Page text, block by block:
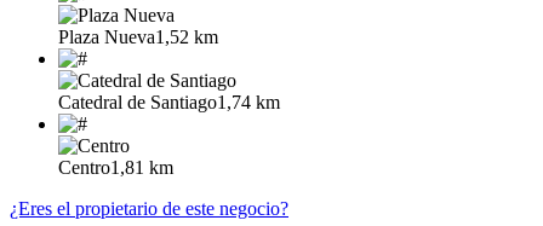
Plaza Nueva1,52 km
Catedral de Santiago1,74 km
Centro1,81 km
¿Eres el propietario de este negocio?